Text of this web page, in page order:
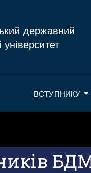
державний
ВСТУПНИКУ